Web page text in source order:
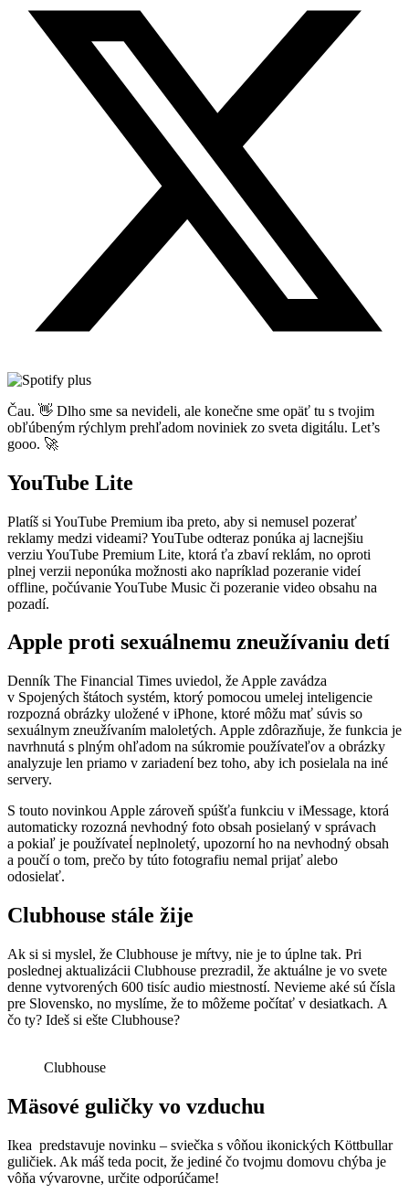
Čau. 👋 Dlho sme sa nevideli, ale konečne sme opäť tu s tvojim
obľúbeným rýchlym prehľadom noviniek zo sveta digitálu. Let’s
gooo. 🚀
YouTube Lite
Platíš si YouTube Premium iba preto, aby si nemusel pozerať
reklamy medzi videami? YouTube odteraz ponúka aj lacnejšiu
verziu YouTube Premium Lite, ktorá ťa zbaví reklám, no oproti
plnej verzii neponúka možnosti ako napríklad pozeranie videí
offline, počúvanie YouTube Music či pozeranie video obsahu na
pozadí.
Apple proti sexuálnemu zneužívaniu detí
Denník The Financial Times uviedol, že Apple zavádza
v Spojených štátoch systém, ktorý pomocou umelej inteligencie
rozpozná obrázky uložené v iPhone, ktoré môžu mať súvis so
sexuálnym zneužívaním maloletých. Apple zdôrazňuje, že funkcia je
navrhnutá s plným ohľadom na súkromie používateľov a obrázky
analyzuje len priamo v zariadení bez toho, aby ich posielala na iné
servery.
S touto novinkou Apple zároveň spúšťa funkciu v iMessage, ktorá
automaticky rozozná nevhodný foto obsah posielaný v správach
a pokiaľ je používateĺ neplnoletý, upozorní ho na nevhodný obsah
a poučí o tom, prečo by túto fotografiu nemal prijať alebo
odosielať.
Clubhouse stále žije
Ak si si myslel, že Clubhouse je mŕtvy, nie je to úplne tak. Pri
poslednej aktualizácii Clubhouse prezradil, že aktuálne je vo svete
denne vytvorených 600 tisíc audio miestností. Nevieme aké sú čísla
pre Slovensko, no myslíme, že to môžeme počítať v desiatkach. A
čo ty? Ideš si ešte Clubhouse?
Clubhouse
Mäsové guličky vo vzduchu
Ikea predstavuje novinku – sviečka s vôňou ikonických Köttbullar
guličiek. Ak máš teda pocit, že jediné čo tvojmu domovu chýba je
vôňa vývarovne, určite odporúčame!